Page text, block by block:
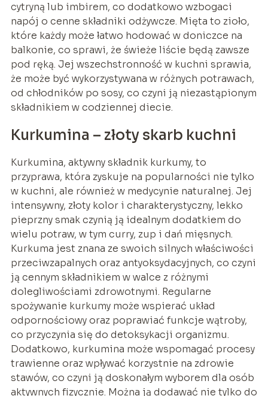
cytryną lub imbirem, co dodatkowo wzbogaci
napój o cenne składniki odżywcze. Mięta to zioło,
które każdy może łatwo hodować w doniczce na
balkonie, co sprawi, że świeże liście będą zawsze
pod ręką. Jej wszechstronność w kuchni sprawia,
że może być wykorzystywana w różnych potrawach,
od chłodników po sosy, co czyni ją niezastąpionym
składnikiem w codziennej diecie.
Kurkumina – złoty skarb kuchni
Kurkumina, aktywny składnik kurkumy, to
przyprawa, która zyskuje na popularności nie tylko
w kuchni, ale również w medycynie naturalnej. Jej
intensywny, złoty kolor i charakterystyczny, lekko
pieprzny smak czynią ją idealnym dodatkiem do
wielu potraw, w tym curry, zup i dań mięsnych.
Kurkuma jest znana ze swoich silnych właściwości
przeciwzapalnych oraz antyoksydacyjnych, co czyni
ją cennym składnikiem w walce z różnymi
dolegliwościami zdrowotnymi. Regularne
spożywanie kurkumy może wspierać układ
odpornościowy oraz poprawiać funkcje wątroby,
co przyczynia się do detoksykacji organizmu.
Dodatkowo, kurkumina może wspomagać procesy
trawienne oraz wpływać korzystnie na zdrowie
stawów, co czyni ją doskonałym wyborem dla osób
aktywnych fizycznie. Można ją dodawać nie tylko do